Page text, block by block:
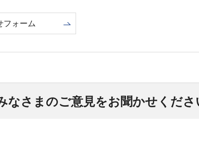
フォーム
なさまのご意見をお聞かせくださ